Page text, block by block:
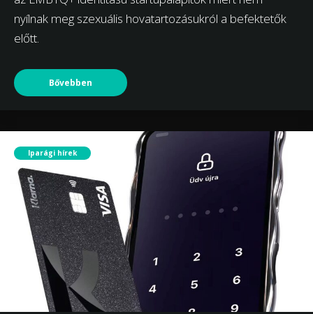
nyílnak meg szexuális hovatartozásukról a befektetők
előtt.
Bővebben
Iparági hírek